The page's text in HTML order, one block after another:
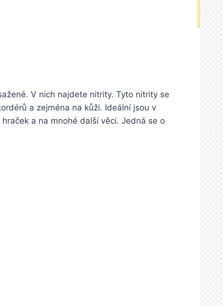
V nich najdete nitrity. Tyto nitrity se
a zejména na kůži. Ideální jsou v
a na mnohé další věci. Jedná se o